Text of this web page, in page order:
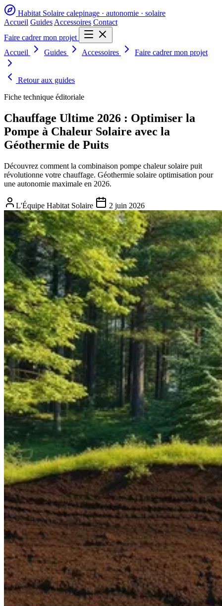
Habitat Solaire calepinage · autonomie · solaire
Accueil Guides Accessoires Contact
Faire cadrer mon projet
Accueil
Guides Accessoires Faire cadrer mon projet
Retour aux guides
Fiche technique éditoriale
Chauffage Ultime 2026 : Optimiser la
Pompe à Chaleur Solaire avec la
Géothermie de Puits
Découvrez comment la combinaison pompe chaleur solaire puit
révolutionne votre chauffage. Géothermie solaire optimisation pour
une autonomie maximale en 2026.
L'Équipe Habitat Solaire 2 juin 2026